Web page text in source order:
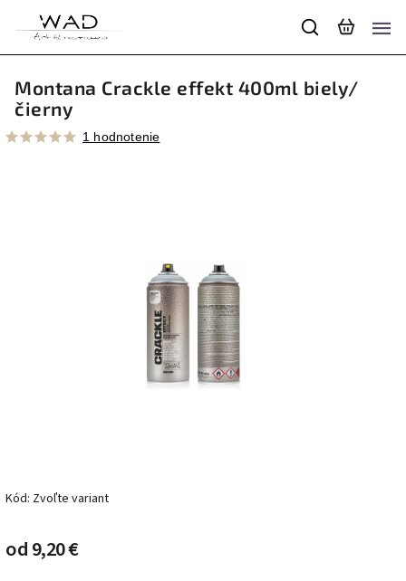
Montana Crackle effekt 400ml biely/
čierny
1 hodnotenie
Kód: Zvoľte variant
od9,20 €